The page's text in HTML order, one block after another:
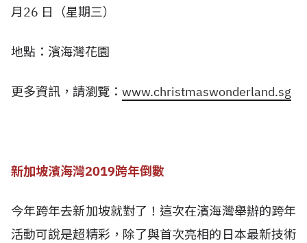
月26 日（星期三）
地點：濱海灣花園
更多資訊，請瀏覽： www.christmaswonderland.sg
新加坡濱海灣2019跨年倒數
今年跨年去新加坡就對了！這次在濱海灣舉辦的跨年
活動可說是超精彩，除了與首次亮相的日本最新技術